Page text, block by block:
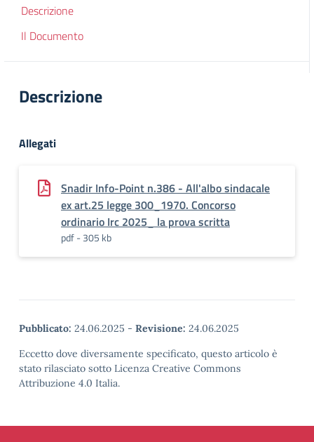
Descrizione
Il Documento
Descrizione
Allegati
Snadir Info-Point n.386 - All'albo sindacale
ex art.25 legge 300_1970. Concorso
ordinario Irc 2025_ la prova scritta
pdf - 305 kb
Pubblicato: 24.06.2025 - Revisione: 24.06.2025
Eccetto dove diversamente specificato, questo articolo è
stato rilasciato sotto Licenza Creative Commons
Attribuzione 4.0 Italia.